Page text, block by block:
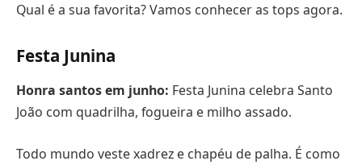
Qual é a sua favorita? Vamos conhecer as tops agora.
Festa Junina
Honra santos em junho: Festa Junina celebra Santo
João com quadrilha, fogueira e milho assado.
Todo mundo veste xadrez e chapéu de palha. É como